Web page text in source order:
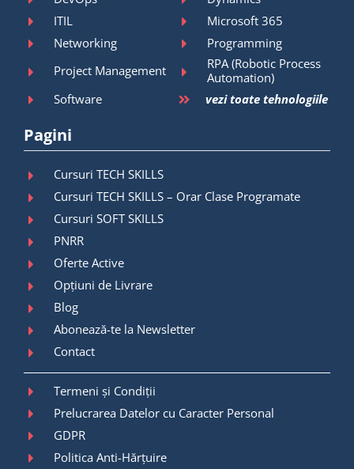
ITIL
Microsoft 365
Networking
Programming
Project Management
RPA (Robotic Process
Automation)
Software
vezi toate tehnologiile
Pagini
Cursuri TECH SKILLS
Cursuri TECH SKILLS – Orar Clase Programate
Cursuri SOFT SKILLS
PNRR
Oferte Active
Opțiuni de Livrare
Blog
Abonează-te la Newsletter
Contact
Termeni și Condiții
Prelucrarea Datelor cu Caracter Personal
GDPR
Politica Anti-Hărțuire